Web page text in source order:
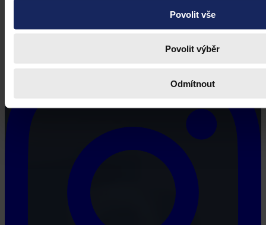
Povolit vše
Povolit výběr
Odmítnout